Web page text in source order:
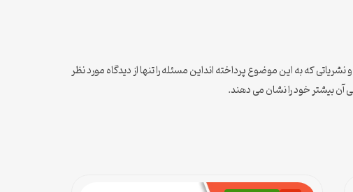
که به این موضوع پرداخته انداین مسئله را تنها از دیدگاه مورد نظر
آن بیشتر خود را نشان می دهند.